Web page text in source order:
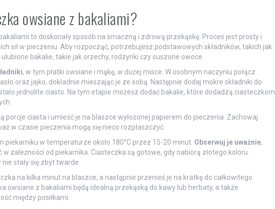
owsiane z bakaliami?
to doskonały sposób na smaczną i zdrową przekąskę. Proces jest prosty i
sił w pieczeniu. Aby rozpocząć, potrzebujesz podstawowych składników, takich jak
bakalie, takie jak orzechy, rodzynki czy suszone owoce.
, w tym płatki owsiane i mąkę, w dużej misce. W osobnym naczyniu połącz
oraz jajko, dokładnie mieszając je ze sobą. Następnie dodaj mokre składniki do
jednolite ciasto. Na tym etapie możesz dodać bakalie, które dodadzą ciasteczkom
porcje ciasta i umieść je na blaszce wyłożonej papierem do pieczenia. Zachowaj
w czasie pieczenia mogą się nieco rozpłaszczyć.
piekarniku w temperaturze około 180°C przez 15-20 minut. Obserwuj je uważnie,
zależności od piekarnika. Ciasteczka są gotowe, gdy nabiorą złotego koloru.
nie stały się zbyt twarde.
na kilka minut na blaszce, a następnie przenieś je na kratkę do całkowitego
owsiane z bakaliami będą idealną przekąską do kawy lub herbaty, a także
między posiłkami.